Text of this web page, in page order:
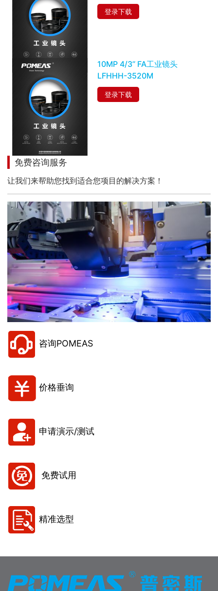
登录下载
10MP 4/3’’ FA工业镜头
LFHHH-3520M
登录下载
免费咨询服务
让我们来帮助您找到适合您项目的解决方案！
咨询POMEAS
价格垂询
申请演示/测试
免费试用
精准选型